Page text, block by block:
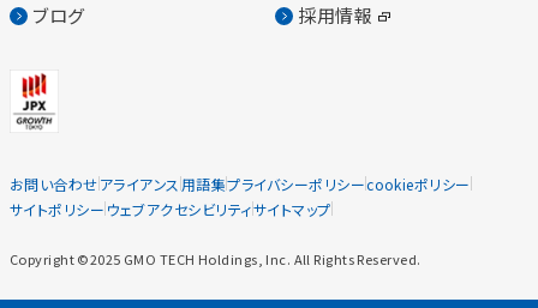
ブログ 採用情報
お問い合わせアライアンス用語集プライバシーポリシーcookieポリシー
サイトポリシー ウェブアクセシビリティサイトマップ
Copyright ©2025 GMO TECH Holdings, Inc. All Rights Reserved.